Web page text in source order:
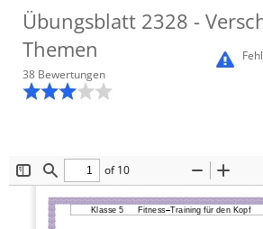
Übungsblatt 2328 -
Themen
38 Bewertungen
Toggle
Sidebar
Find
of 10
Zoom
Out
In
Klasse 5 Fitness–Training für den Kopf